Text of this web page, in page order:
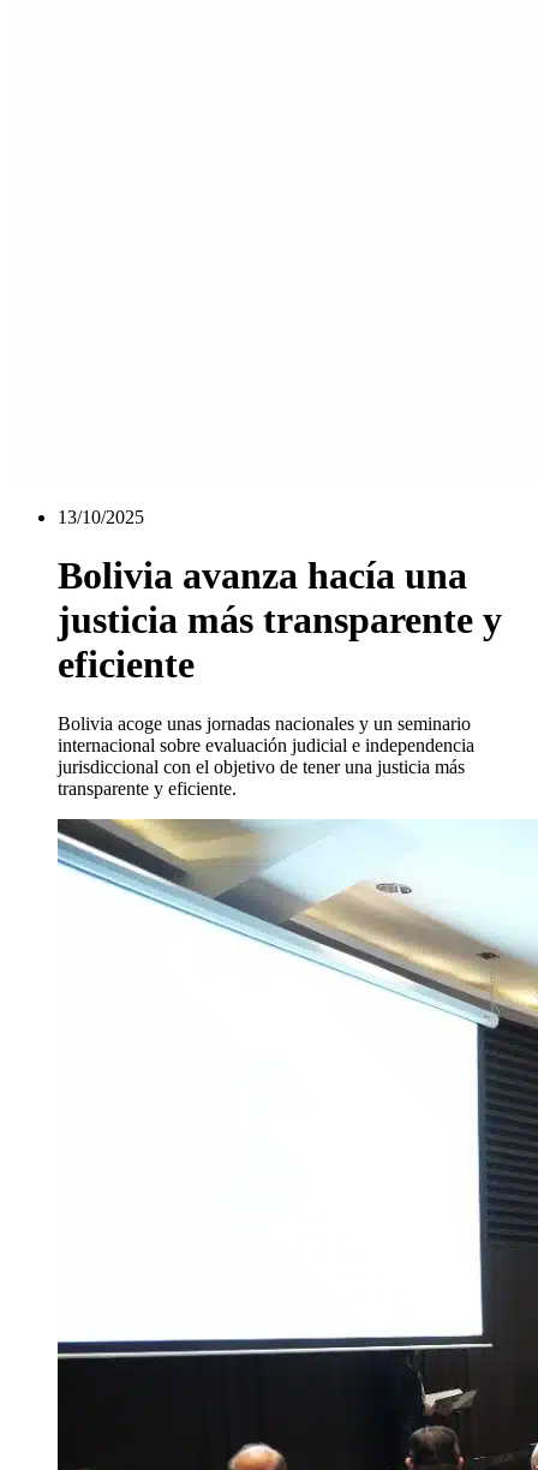
13/10/2025
Bolivia avanza hacía una
justicia más transparente y
eficiente
Bolivia acoge unas jornadas nacionales y un seminario
internacional sobre evaluación judicial e independencia
jurisdiccional con el objetivo de tener una justicia más
transparente y eficiente.